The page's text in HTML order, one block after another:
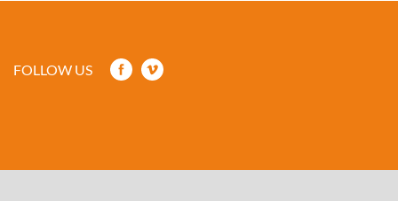
FOLLOW US